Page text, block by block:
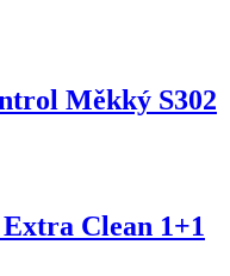
Měkký S302
Clean 1+1